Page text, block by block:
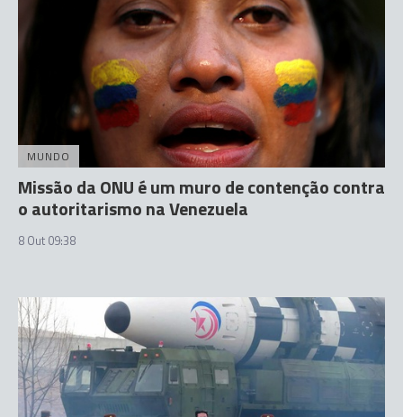
MUNDO
Missão da ONU é um muro de contenção contra
o autoritarismo na Venezuela
8 Out 09:38